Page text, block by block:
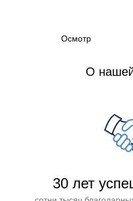
Осмотр
О
30 лет